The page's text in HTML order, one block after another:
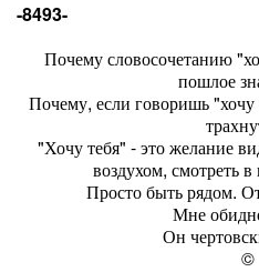
-8493-
Почему словосочетанию
пошлое
Почему, если говоришь "хочу
"Хочу тебя" - это желание
воздухом, смотреть
Просто быть рядом.
Мне
Он
©